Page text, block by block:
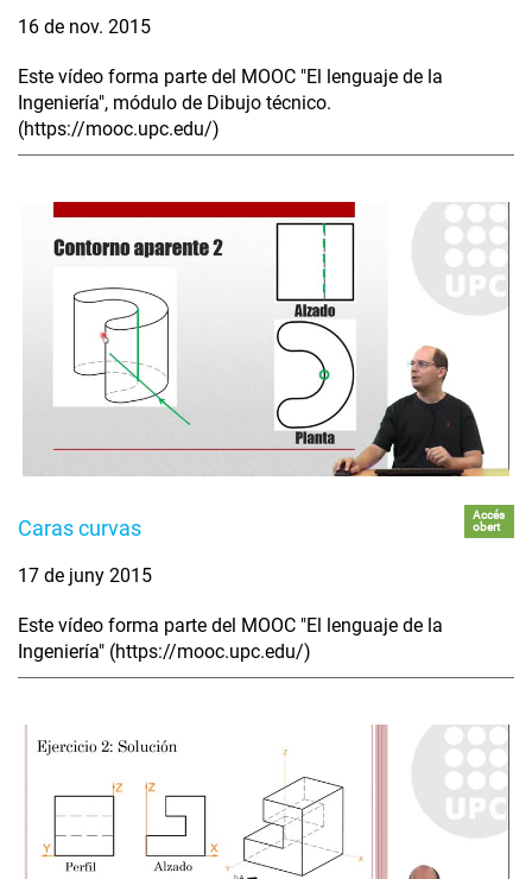
16 de nov. 2015
Este vídeo forma parte del MOOC "El lenguaje de la
Ingeniería", módulo de Dibujo técnico.
(https://mooc.upc.edu/)
Caras curvas
Accés
obert
17 de juny 2015
Este vídeo forma parte del MOOC "El lenguaje de la
Ingeniería" (https://mooc.upc.edu/)